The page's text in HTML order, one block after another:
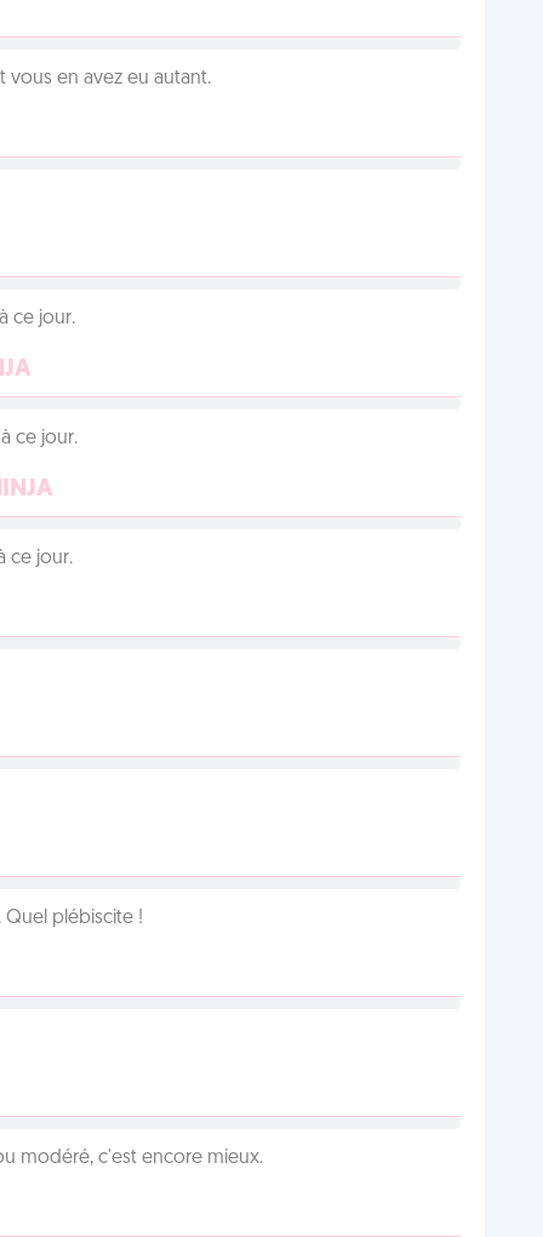
en avez eu autant.
ce jour.
ce jour.
ce jour.
Quel plébiscite !
modéré, c'est encore mieux.